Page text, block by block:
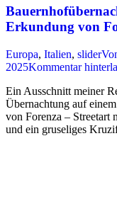
Erkundung von
Europa, Italien, slider
2025Kommentar
Ein Ausschnitt meiner
Übernachtung auf
von Forenza – Streetart
und ein gruseliges